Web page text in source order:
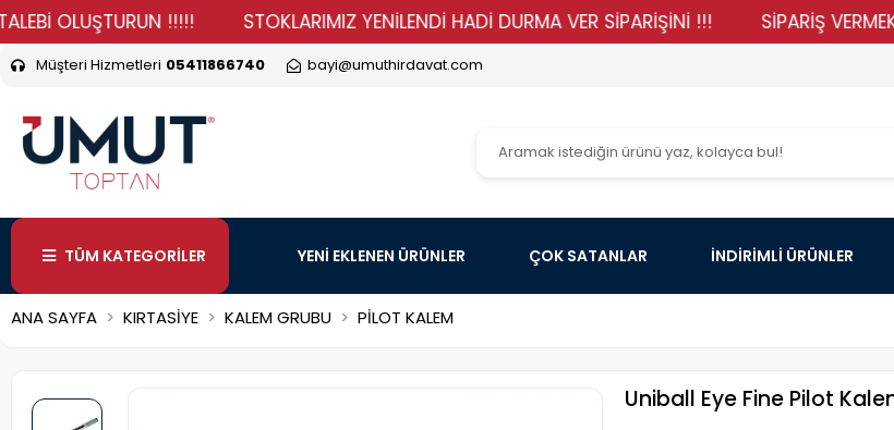
!!!!! STOKLARIMIZ YENİLENDİ HADİ DURMA VER SİPARİŞİNİ !!! SİPARİŞ VERMEK VE
Müşteri Hizmetleri 05411866740 bayi@umuthirdavat.com
TÜM KATEGORİLER YENİ EKLENEN ÜRÜNLER ÇOK SATANLAR İNDİRİMLİ ÜRÜNLER
ANA SAYFA KIRTASİYE KALEM GRUBU PİLOT KALEM
Uniball Eye Fine Pilot